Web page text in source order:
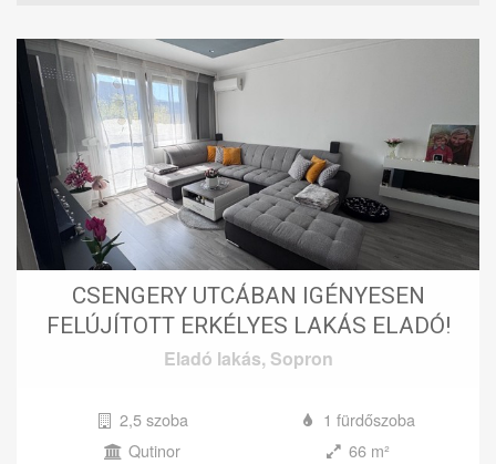
CSENGERY UTCÁBAN IGÉNYESEN
FELÚJÍTOTT ERKÉLYES LAKÁS ELADÓ!
Eladó lakás, Sopron
2,5 szoba
1 fürdőszoba
Qutinor
66 m²